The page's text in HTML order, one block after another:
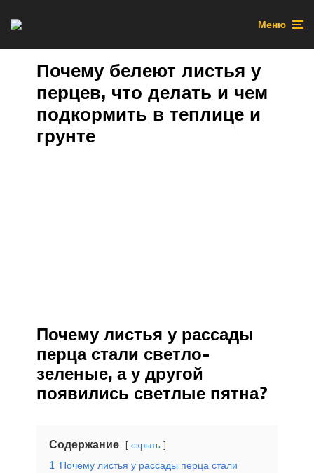
Меню
Почему белеют листья у
перцев, что делать и чем
подкормить в теплице и
грунте
Почему листья у рассады
перца стали светло-
зеленые, а у другой
появились светлые пятна?
Содержание скрыть
1 Почему листья у рассады перца стали